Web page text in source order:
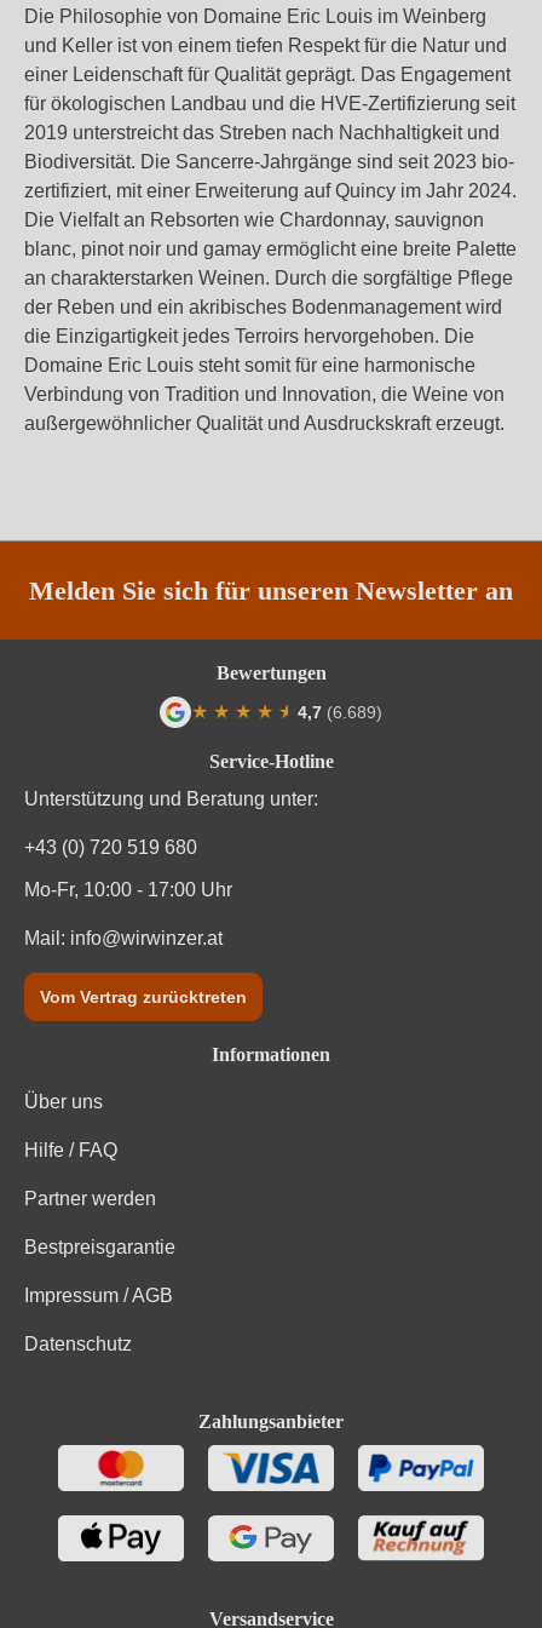
Die Philosophie von Domaine Eric Louis im Weinberg
und Keller ist von einem tiefen Respekt für die Natur und
einer Leidenschaft für Qualität geprägt. Das Engagement
für ökologischen Landbau und die HVE-Zertifizierung seit
2019 unterstreicht das Streben nach Nachhaltigkeit und
Biodiversität. Die Sancerre-Jahrgänge sind seit 2023 bio-
zertifiziert, mit einer Erweiterung auf Quincy im Jahr 2024.
Die Vielfalt an Rebsorten wie Chardonnay, sauvignon
blanc, pinot noir und gamay ermöglicht eine breite Palette
an charakterstarken Weinen. Durch die sorgfältige Pflege
der Reben und ein akribisches Bodenmanagement wird
die Einzigartigkeit jedes Terroirs hervorgehoben. Die
Domaine Eric Louis steht somit für eine harmonische
Verbindung von Tradition und Innovation, die Weine von
außergewöhnlicher Qualität und Ausdruckskraft erzeugt.
Melden Sie sich für unseren Newsletter an
Service-Hotline
Unterstützung und Beratung unter:
+43 (0) 720 519 680
Mo-Fr, 10:00 - 17:00 Uhr
Mail: info@wirwinzer.at
Vom Vertrag zurücktreten
Informationen
Über uns
Hilfe / FAQ
Partner werden
Bestpreisgarantie
Impressum / AGB
Datenschutz
Zahlungsanbieter
Versandservice
Bewertungen
★ ★ ★ ★ ★
★ 4,7 (6.689)